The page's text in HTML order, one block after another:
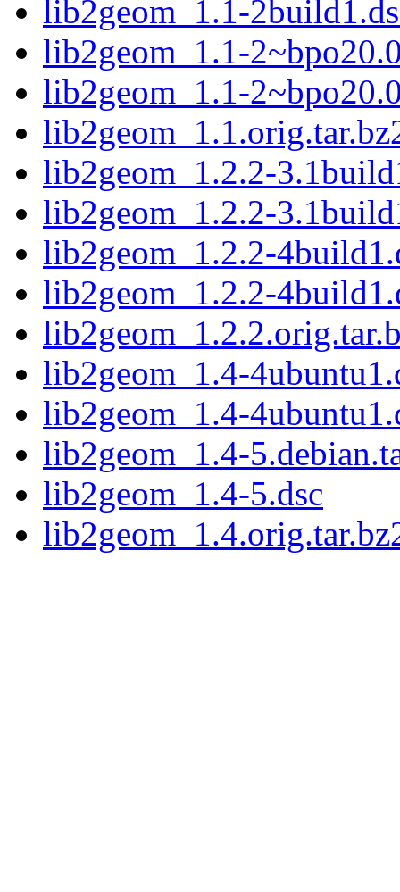
lib2geom_1.1-
lib2geom_1.1-
lib2geom_1.1-
lib2geom_1.2.2-
lib2geom_1.2.2-
lib2geom_1.2.2-
lib2geom_1.2.2-
lib2geom_1.4-
lib2geom_1.4-
lib2geom_1.4-
lib2geom_1.4-5.dsc